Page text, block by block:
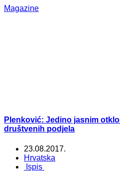
Magazine
Plenković: Jedino jasnim
društvenih podjela
23.08.2017.
Hrvatska
Ispis